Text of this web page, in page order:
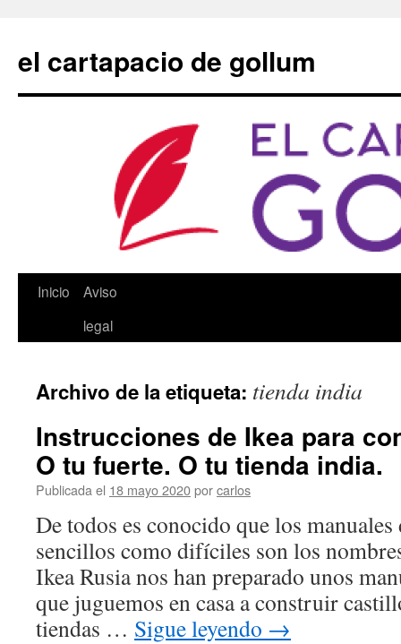
contenido
el cartapacio de gollum
Inicio
Aviso
legal
Archivo de la etiqueta: tienda india
Instrucciones de Ikea para
O tu fuerte. O tu tienda india.
Publicada el 18 mayo 2020porcarlos
De todos es conocido que los manuales
sencillos como difíciles son los
Ikea Rusia nos han preparado unos
que juguemos en casa a construir
tiendas … Sigue leyendo →